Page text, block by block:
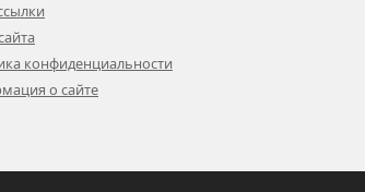
конфиденциальности
о сайте